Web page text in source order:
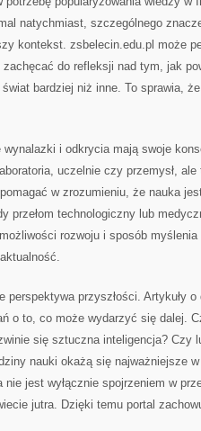
natychmiast, szczególnego
kontekst. zsbelecin.edu.pl może
do refleksji nad tym, jak
bardziej niż inne. To sprawia,
i odkrycia mają swoje
uczelnie czy przemysł,
w zrozumieniu, że nauka
przełom technologiczny lub
rozwoju i sposób myślenia
perspektywa przyszłości. Artykuły
o to, co może wydarzyć się dalej.
się sztuczna inteligencja? Czy
nauki okażą się najważniejsze
jest wyłącznie spojrzeniem w
jutra. Dzięki temu portal